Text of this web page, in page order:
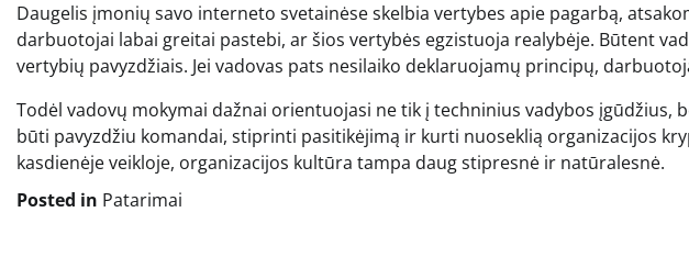
Daugelis įmonių savo interneto svetainėse skelbia vertybes apie pagarbą,
darbuotojai labai greitai pastebi, ar šios vertybės egzistuoja realybėje. Būtent
vertybių pavyzdžiais. Jei vadovas pats nesilaiko deklaruojamų principų,
Todėl vadovų mokymai dažnai orientuojasi ne tik į techninius vadybos įgūdžius,
būti pavyzdžiu komandai, stiprinti pasitikėjimą ir kurti nuoseklią organizacijos
kasdienėje veikloje, organizacijos kultūra tampa daug stipresnė ir natūralesnė.
Posted in Patarimai